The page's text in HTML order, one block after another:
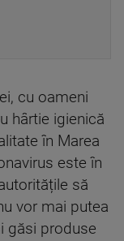
cu oameni
hârtie igienică
în Marea
este în
să
vor mai putea
găsi produse